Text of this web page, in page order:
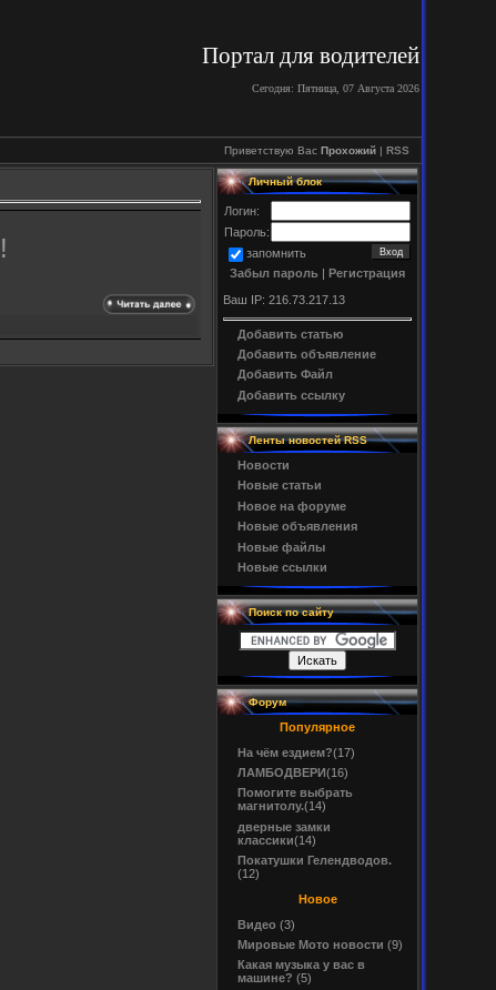
Портал для водителей
Сегодня: Пятница, 07 Августа 2026
Приветствую Вас Прохожий | RSS
!
Личный блок
Логин:
Пароль:
запомнить
Забыл пароль | Регистрация
Ваш IP: 216.73.217.13
Добавить статью
Добавить объявление
Добавить Файл
Добавить ссылку
Ленты новостейRSS
Новости
Новые статьи
Новое на форуме
Новые объявления
Новые файлы
Новые ссылки
Поиск по сайту
Форум
Популярное
На чём ездием?(17)
ЛАМБОДВЕРИ(16)
Помогите выбрать
магнитолу.(14)
дверные замки
классики(14)
Покатушки Гелендводов.
(12)
Новое
Видео (3)
Мировые Мото новости (9)
Какая музыка у вас в
машине? (5)